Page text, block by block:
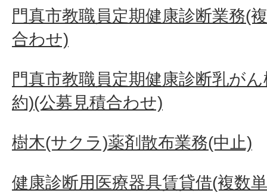
門真市教職員定期健康診断業務(
合わせ)
門真市教職員定期健康診断乳が
約)(公募見積合わせ)
樹木(サクラ)薬剤散布業務(中止)
健康診断用医療器具賃貸借(複数